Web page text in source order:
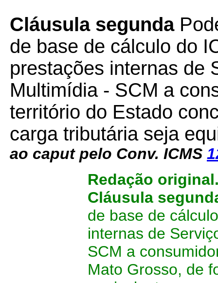
Cláusula segunda
de base de cálculo do
prestações internas de
Multimídia - SCM a
território do Estado
carga tributária seja
ao caput pelo Conv. ICMS
Redação
Cláusula
de base de
internas de
SCM a
Mato Grosso, de